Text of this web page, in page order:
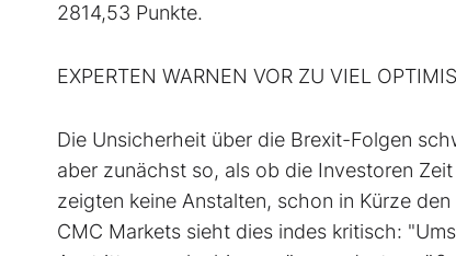
2814,53 Punkte.
EXPERTEN WARNEN VOR ZU VIEL
Die Unsicherheit über die Brexit-Folgen
aber zunächst so, als ob die Investoren
zeigten keine Anstalten, schon in Kürze
CMC Markets sieht dies indes kritisch: